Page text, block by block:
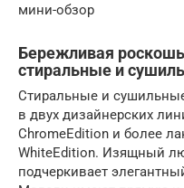
мини-обзор
Бережливая
стиральные и
Стиральные и
в двух дизайнерских
ChromeEdition и более
WhiteEdition. Изящный
подчеркивает